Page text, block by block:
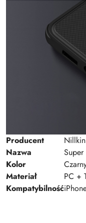
Producent
Nillkin
Nazwa
Kolor
Materiał
PC +
Kompatybilność